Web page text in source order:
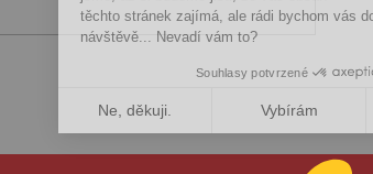
zajímá, ale rádi bychom vás doprovázeli při vaší
vám to?
Vybírám
Pro mě OK.